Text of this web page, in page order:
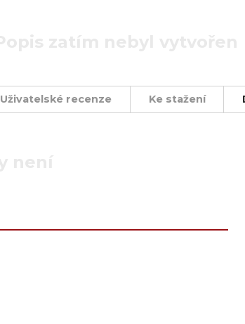
Uživatelské recenze Ke stažení